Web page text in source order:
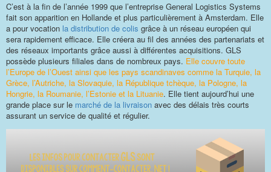
C’est à la fin de l’année 1999 que l’entreprise General Logistics Systems
fait son apparition en Hollande et plus particulièrement à Amsterdam. Elle
a pour vocation la distribution de colis grâce à un réseau européen qui
sera rapidement efficace. Elle créera au fil des années des partenariats et
des réseaux importants grâce aussi à différentes acquisitions. GLS
possède plusieurs filiales dans de nombreux pays. Elle couvre toute
l’Europe de l’Ouest ainsi que les pays scandinaves comme la Turquie, la
Grèce, l’Autriche, la Slovaquie, la République tchèque, la Pologne, la
Hongrie, la Roumanie, l’Estonie et la Lituanie. Elle tient aujourd’hui une
grande place sur le marché de la livraison avec des délais très courts
assurant un service de qualité et régulier.